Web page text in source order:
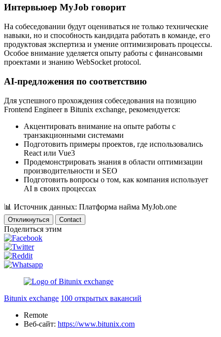
Интервьюер MyJob говорит
На собеседовании будут оцениваться не только технические
навыки, но и способность кандидата работать в команде, его
продуктовая экспертиза и умение оптимизировать процессы.
Особое внимание уделяется опыту работы с финансовыми
проектами и знанию WebSocket protocol.
AI-предложения по соответствию
Для успешного прохождения собеседования на позицию
Frontend Engineer в Bitunix exchange, рекомендуется:
Акцентировать внимание на опыте работы с
транзакционными системами
Подготовить примеры проектов, где использовались
React или Vue3
Продемонстрировать знания в области оптимизации
производительности и SEO
Подготовить вопросы о том, как компания использует
AI в своих процессах
📊 Источник данных: Платформа найма MyJob.one
Откликнуться Contact
Поделиться этим
Bitunix exchange 100 открытых вакансий
Remote
Веб-сайт: https://www.bitunix.com